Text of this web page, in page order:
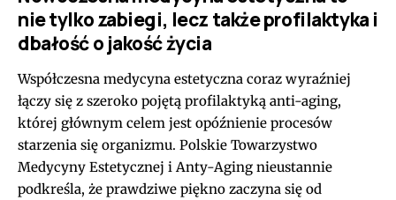
nie tylko zabiegi, lecz także profilaktyka i
dbałość o jakość życia
Współczesna medycyna estetyczna coraz wyraźniej
łączy się z szeroko pojętą profilaktyką anti-aging,
której głównym celem jest opóźnienie procesów
starzenia się organizmu. Polskie Towarzystwo
Medycyny Estetycznej i Anty-Aging nieustannie
podkreśla, że prawdziwe piękno zaczyna się od